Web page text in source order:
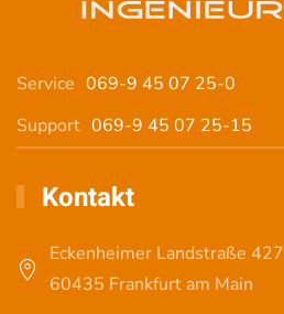
Service 069-9 45 07 25-0
Support 069-9 45 07 25-15
Kontakt
Eckenheimer Landstraße 427
60435 Frankfurt am Main